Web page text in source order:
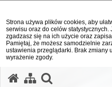
Strona używa plików cookies, aby
serwisu oraz do celów
zgadzasz się na ich użycie oraz
Pamiętaj, że możesz samodzielnie
ustawienia przeglądarki. Brak zmiany
wyrażenie zgody.